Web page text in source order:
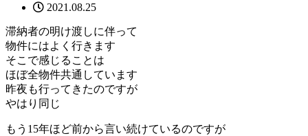
2021.08.25
滞納者の明け渡しに伴って
物件にはよく行きます
そこで感じることは
ほぼ全物件共通しています
昨夜も行ってきたのですが
やはり同じ
もう15年ほど前から言い続けているのですが